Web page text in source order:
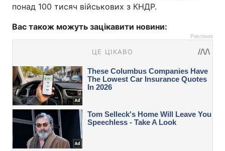
понад 100 тисяч військових з КНДР.
Вас також можуть зацікавити новини:
Реклама